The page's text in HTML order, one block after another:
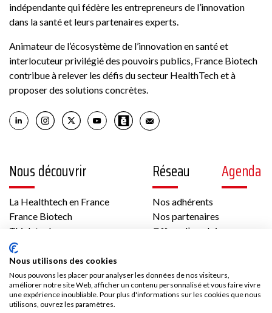
indépendante qui fédère les entrepreneurs de l’innovation
dans la santé et leurs partenaires experts.
Animateur de l’écosystème de l’innovation en santé et
interlocuteur privilégié des pouvoirs publics, France Biotech
contribue à relever les défis du secteur HealthTech et à
proposer des solutions concrètes.
Nous découvrir
La Healthtech en France
France Biotech
Think tank
International
Les temps forts de France Biotech
Gouvernance et équipe
Réseau
Nos adhérents
Nos partenaires
Offres d’emploi
Agenda
Contenus Presse
Nous utilisons des cookies
Nous pouvons les placer pour analyser les données de nos visiteurs,
améliorer notre site Web, afficher un contenu personnalisé et vous faire vivre
une expérience inoubliable. Pour plus d'informations sur les cookies que nous
utilisons, ouvrez les paramètres.